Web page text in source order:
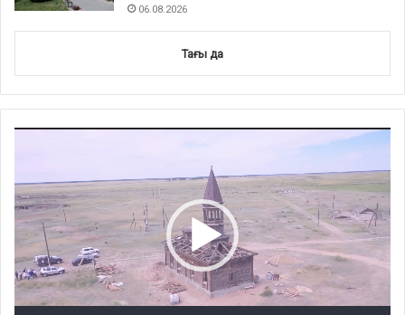
06.08.2026
Тағы да